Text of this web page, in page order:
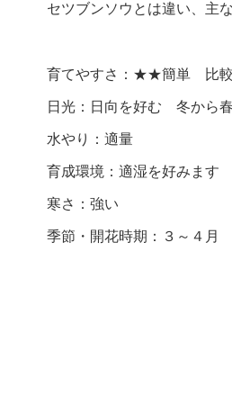
セツブンソウとは違い、主
育てやすさ：★★簡単 比較
日光：日向を好む 冬から
水やり：適量
育成環境：適湿を好みます
寒さ：強い
季節・開花時期：３～４月